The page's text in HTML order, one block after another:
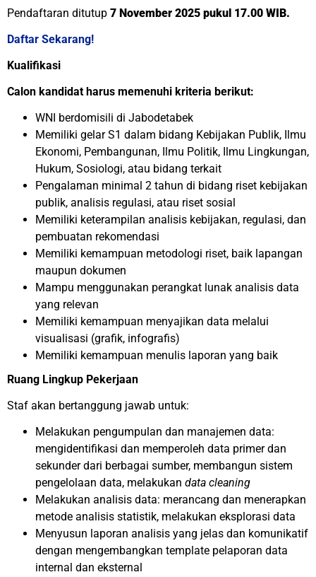
Pendaftaran ditutup 7 November 2025 pukul 17.00 WIB.
Daftar Sekarang!
Kualifikasi
Calon kandidat harus memenuhi kriteria berikut:
WNI berdomisili di Jabodetabek
Memiliki gelar S1 dalam bidang Kebijakan Publik, Ilmu
Ekonomi, Pembangunan, Ilmu Politik, Ilmu Lingkungan,
Hukum, Sosiologi, atau bidang terkait
Pengalaman minimal 2 tahun di bidang riset kebijakan
publik, analisis regulasi, atau riset sosial
Memiliki keterampilan analisis kebijakan, regulasi, dan
pembuatan rekomendasi
Memiliki kemampuan metodologi riset, baik lapangan
maupun dokumen
Mampu menggunakan perangkat lunak analisis data
yang relevan
Memiliki kemampuan menyajikan data melalui
visualisasi (grafik, infografis)
Memiliki kemampuan menulis laporan yang baik
Ruang Lingkup Pekerjaan
Staf akan bertanggung jawab untuk:
Melakukan pengumpulan dan manajemen data:
mengidentifikasi dan memperoleh data primer dan
sekunder dari berbagai sumber, membangun sistem
pengelolaan data, melakukan data cleaning
Melakukan analisis data: merancang dan menerapkan
metode analisis statistik, melakukan eksplorasi data
Menyusun laporan analisis yang jelas dan komunikatif
dengan mengembangkan template pelaporan data
internal dan eksternal